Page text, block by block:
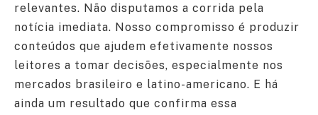
relevantes. Não disputamos a corrida pela
notícia imediata. Nosso compromisso é produzir
conteúdos que ajudem efetivamente nossos
leitores a tomar decisões, especialmente nos
mercados brasileiro e latino-americano. E há
ainda um resultado que confirma essa